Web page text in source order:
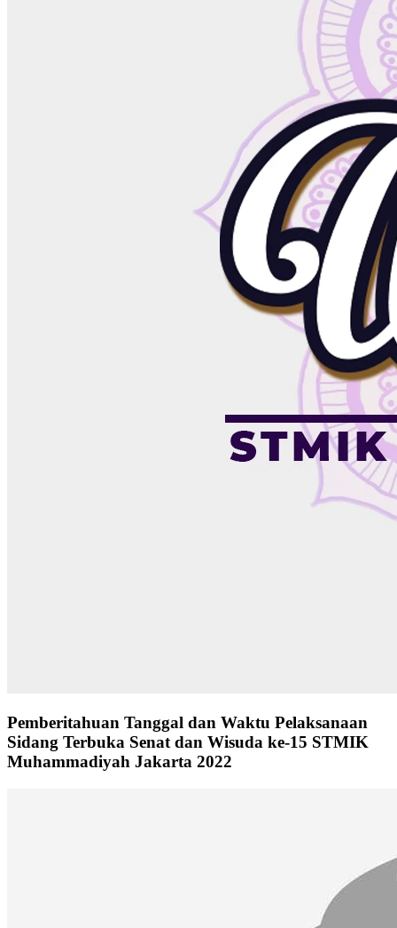
Pemberitahuan Tanggal dan Waktu Pelaksanaan
Sidang Terbuka Senat dan Wisuda ke-15 STMIK
Muhammadiyah Jakarta 2022